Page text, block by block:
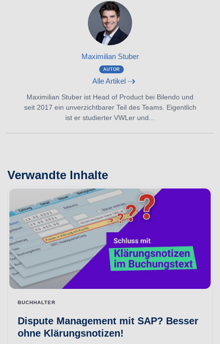
Maximilian Stuber
AUTOR
Alle Artikel
Maximilian Stuber ist Head of Product bei Bilendo und
seit 2017 ein unverzichtbarer Teil des Teams. Eigentlich
ist er studierter VWLer und...
Verwandte Inhalte
BUCHHALTER
Dispute Management mit SAP? Besser
ohne Klärungsnotizen!